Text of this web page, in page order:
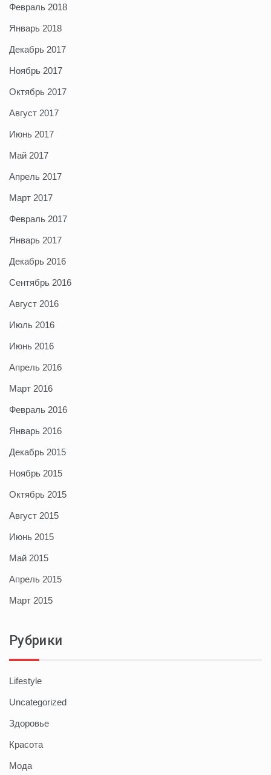
Февраль 2018
Январь 2018
Декабрь 2017
Ноябрь 2017
Октябрь 2017
Август 2017
Июнь 2017
Май 2017
Апрель 2017
Март 2017
Февраль 2017
Январь 2017
Декабрь 2016
Сентябрь 2016
Август 2016
Июль 2016
Июнь 2016
Апрель 2016
Март 2016
Февраль 2016
Январь 2016
Декабрь 2015
Ноябрь 2015
Октябрь 2015
Август 2015
Июнь 2015
Май 2015
Апрель 2015
Март 2015
Рубрики
Lifestyle
Uncategorized
Здоровье
Красота
Мода